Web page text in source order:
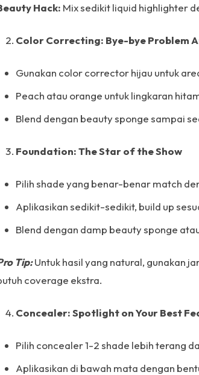
Hack: Mix sedikit liquid highlighter
Color Correcting: Bye-bye Problem
Gunakan color corrector hijau untuk
Peach atau orange untuk lingkaran
Blend dengan beauty sponge sampai
Foundation: The Star of the Show
Pilih shade yang benar-benar match
Aplikasikan sedikit-sedikit, build up
Blend dengan damp beauty sponge
Tip:Untuk hasil yang natural, gunakan
coverage ekstra.
Concealer: Spotlight on Your Best
Pilih concealer 1-2 shade lebih terang
Aplikasikan di bawah mata dengan